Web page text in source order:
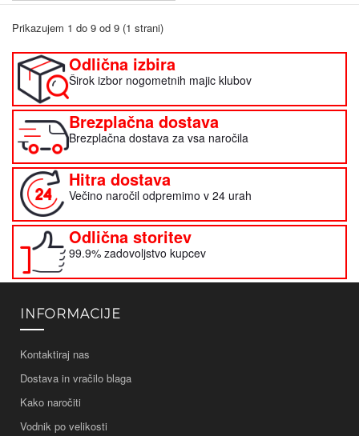
Prikazujem 1 do 9 od 9 (1 strani)
Odlična izbira
Širok izbor nogometnih majic klubov
Brezplačna dostava
Brezplačna dostava za vsa naročila
Hitra dostava
Večino naročil odpremimo v 24 urah
Odlična storitev
99.9% zadovoljstvo kupcev
INFORMACIJE
Kontaktiraj nas
Dostava in vračilo blaga
Kako naročiti
Vodnik po velikosti